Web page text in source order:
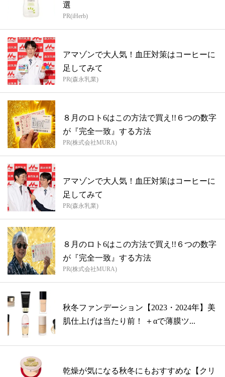
選
PR(iHerb)
アマゾンで大人気！血圧対策はコーヒーに
足してみて
PR(森永乳業)
８月のロト6はこの方法で買え!!６つの数字
が『完全一致』する方法
PR(株式会社MURA)
アマゾンで大人気！血圧対策はコーヒーに
足してみて
PR(森永乳業)
８月のロト6はこの方法で買え!!６つの数字
が『完全一致』する方法
PR(株式会社MURA)
秋冬ファンデーション【2023・2024年】美
肌仕上げは当たり前！ ＋αで薄膜ツ...
乾燥が気になる秋冬にもおすすめな【クリ